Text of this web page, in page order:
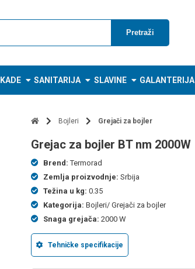
Pretraži
KADE SANITARIJA SLAVINE GALANTERIJA
Bojleri Grejači za bojler
grejac za bojler BT nm 2000W
Brend: Termorad
Zemlja proizvodnje: Srbija
Težina u kg: 0.35
Kategorija: Bojleri/ Grejači za bojler
Snaga grejača: 2000 W
Tehničke specifikacije